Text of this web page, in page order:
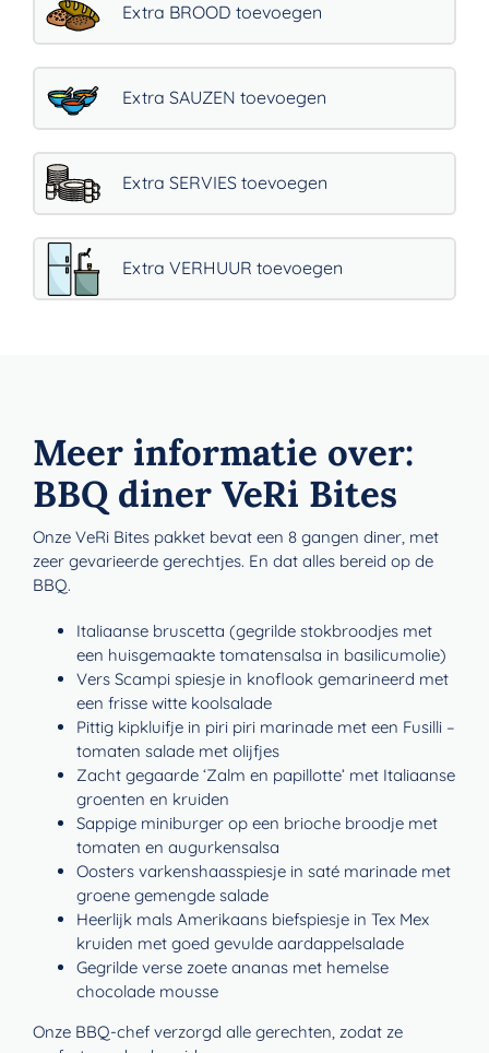
Extra BROOD toevoegen
Extra SAUZEN toevoegen
Extra SERVIES toevoegen
Extra VERHUUR toevoegen
Meer informatie over:
BBQ diner VeRi Bites
Onze VeRi Bites pakket bevat een 8 gangen diner, met
zeer gevarieerde gerechtjes. En dat alles bereid op de
BBQ.
Italiaanse bruscetta (gegrilde stokbroodjes met
een huisgemaakte tomatensalsa in basilicumolie)
Vers Scampi spiesje in knoflook gemarineerd met
een frisse witte koolsalade
Pittig kipkluifje in piri piri marinade met een Fusilli –
tomaten salade met olijfjes
Zacht gegaarde ‘Zalm en papillotte’ met Italiaanse
groenten en kruiden
Sappige miniburger op een brioche broodje met
tomaten en augurkensalsa
Oosters varkenshaasspiesje in saté marinade met
groene gemengde salade
Heerlijk mals Amerikaans biefspiesje in Tex Mex
kruiden met goed gevulde aardappelsalade
Gegrilde verse zoete ananas met hemelse
chocolade mousse
Onze BBQ-chef verzorgd alle gerechten, zodat ze